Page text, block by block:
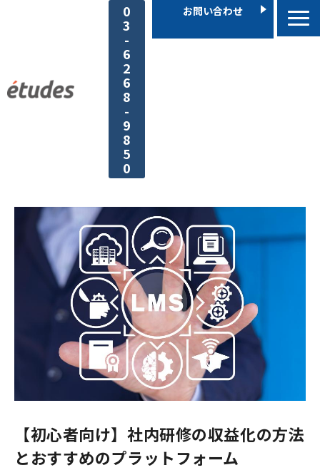
0
3
-
6
2
6
8
-
9
8
5
0
お問い合わせ
搭載できるコンテンツ
お役立ち資料一覧
お役立ちコラム
【初心者向け】社内研修の収益化の方法
とおすすめのプラットフォーム